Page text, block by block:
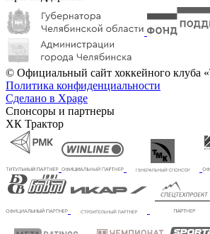
© Официальный сайт хоккейного клуба
Политика конфиденциальности
Сделано в Xpage
Спонсоры и партнеры
ХК Трактор